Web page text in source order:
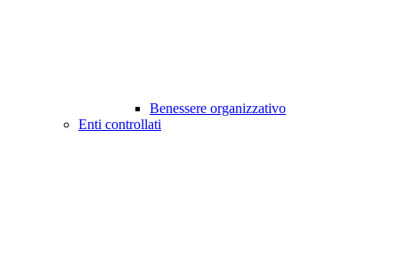
Benessere organizzativo
Enti controllati